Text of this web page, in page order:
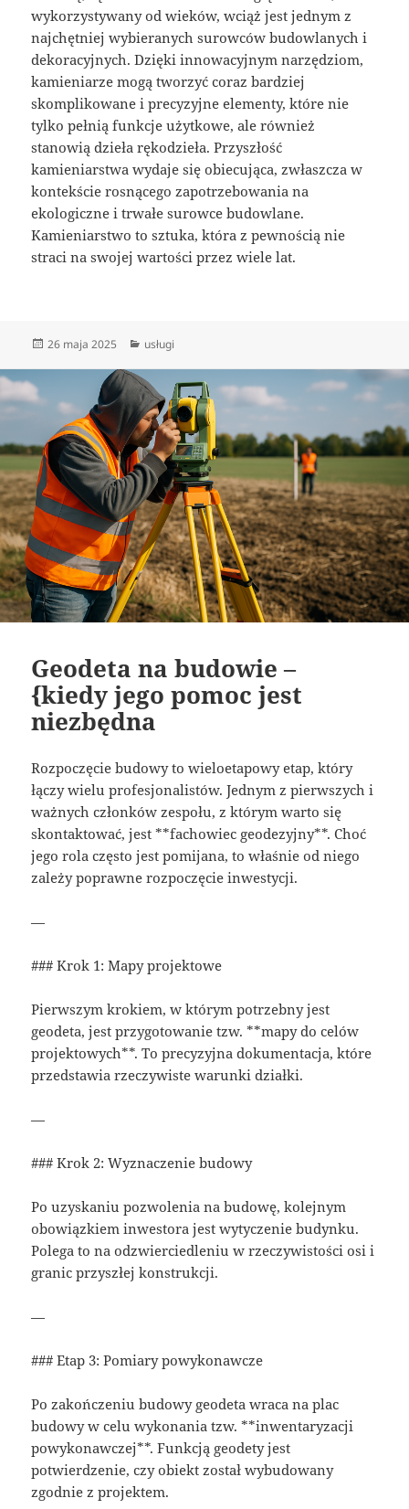
wykorzystywany od wieków, wciąż jest jednym z
najchętniej wybieranych surowców budowlanych i
dekoracyjnych. Dzięki innowacyjnym narzędziom,
kamieniarze mogą tworzyć coraz bardziej
skomplikowane i precyzyjne elementy, które nie
tylko pełnią funkcje użytkowe, ale również
stanowią dzieła rękodzieła. Przyszłość
kamieniarstwa wydaje się obiecująca, zwłaszcza w
kontekście rosnącego zapotrzebowania na
ekologiczne i trwałe surowce budowlane.
Kamieniarstwo to sztuka, która z pewnością nie
straci na swojej wartości przez wiele lat.
Data
26 maja 2025 Kategorie
usługi
Geodeta na budowie –
{kiedy jego pomoc jest
niezbędna
Rozpoczęcie budowy to wieloetapowy etap, który
łączy wielu profesjonalistów. Jednym z pierwszych i
ważnych członków zespołu, z którym warto się
skontaktować, jest **fachowiec geodezyjny**. Choć
jego rola często jest pomijana, to właśnie od niego
zależy poprawne rozpoczęcie inwestycji.
—
### Krok 1: Mapy projektowe
Pierwszym krokiem, w którym potrzebny jest
geodeta, jest przygotowanie tzw. **mapy do celów
projektowych**. To precyzyjna dokumentacja, które
przedstawia rzeczywiste warunki działki.
—
### Krok 2: Wyznaczenie budowy
Po uzyskaniu pozwolenia na budowę, kolejnym
obowiązkiem inwestora jest wytyczenie budynku.
Polega to na odzwierciedleniu w rzeczywistości osi i
granic przyszłej konstrukcji.
—
### Etap 3: Pomiary powykonawcze
Po zakończeniu budowy geodeta wraca na plac
budowy w celu wykonania tzw. **inwentaryzacji
powykonawczej**. Funkcją geodety jest
potwierdzenie, czy obiekt został wybudowany
zgodnie z projektem.